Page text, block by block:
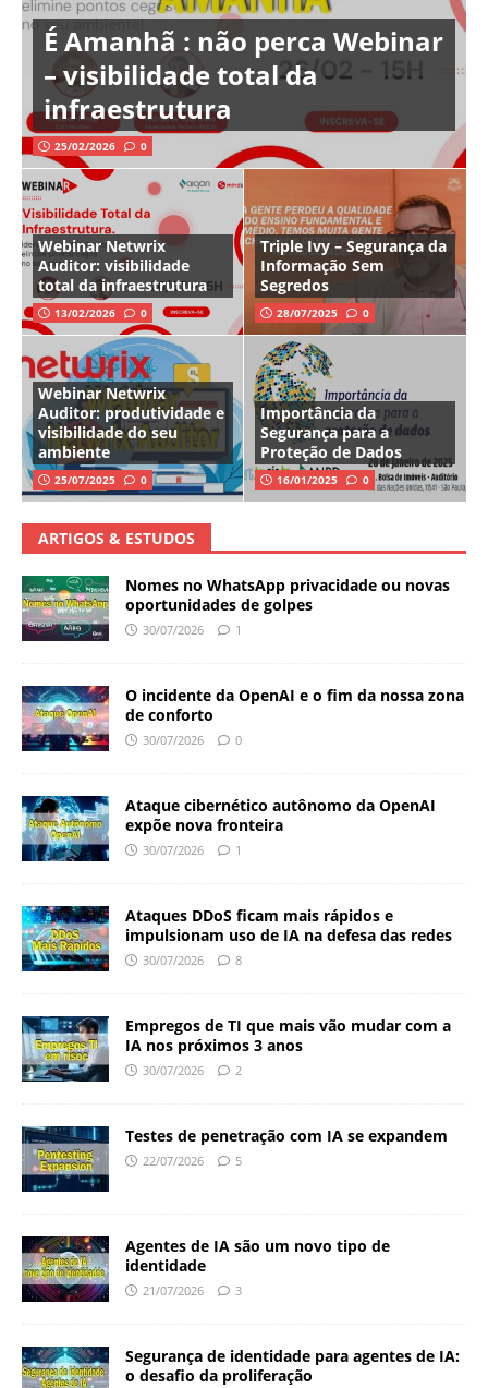
É Amanhã : não perca Webinar
– visibilidade total da
infraestrutura
25/02/2026 0
Webinar Netwrix
Auditor: visibilidade
total da infraestrutura
13/02/2026 0
Triple Ivy – Segurança da
Informação Sem
Segredos
28/07/2025 0
Webinar Netwrix
Auditor: produtividade e
visibilidade do seu
ambiente
25/07/2025 0
Importância da
Segurança para a
Proteção de Dados
16/01/2025 0
ARTIGOS & ESTUDOS
Nomes no WhatsApp privacidade ou novas
oportunidades de golpes
30/07/2026 1
O incidente da OpenAI e o fim da nossa zona
de conforto
30/07/2026 0
Ataque cibernético autônomo da OpenAI
expõe nova fronteira
30/07/2026 1
Ataques DDoS ficam mais rápidos e
impulsionam uso de IA na defesa das redes
30/07/2026 8
Empregos de TI que mais vão mudar com a
IA nos próximos 3 anos
30/07/2026 2
Testes de penetração com IA se expandem
22/07/2026 5
Agentes de IA são um novo tipo de
identidade
21/07/2026 3
Segurança de identidade para agentes de IA:
o desafio da proliferação